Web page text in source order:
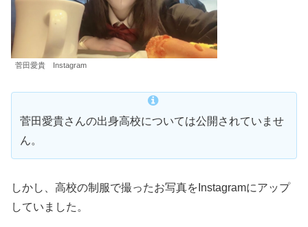
菅田愛貴 Instagram
菅田愛貴さんの出身高校については公開されていませ
ん。
しかし、高校の制服で撮ったお写真をInstagramにアップ
していました。